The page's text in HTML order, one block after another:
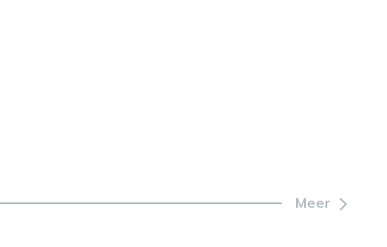
Meer